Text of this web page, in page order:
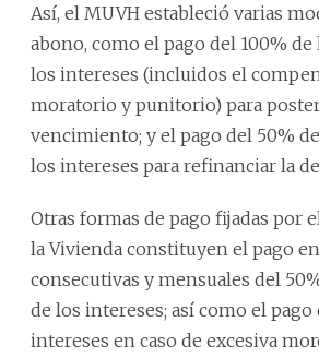
Así, el MUVH estableció varias
abono, como el pago del 100%
los intereses (incluidos el
moratorio y punitorio) para
vencimiento; y el pago del 50%
los intereses para refinanciar la
Otras formas de pago fijadas por
la Vivienda constituyen el pago
consecutivas y mensuales del
de los intereses; así como el
intereses en caso de excesiva